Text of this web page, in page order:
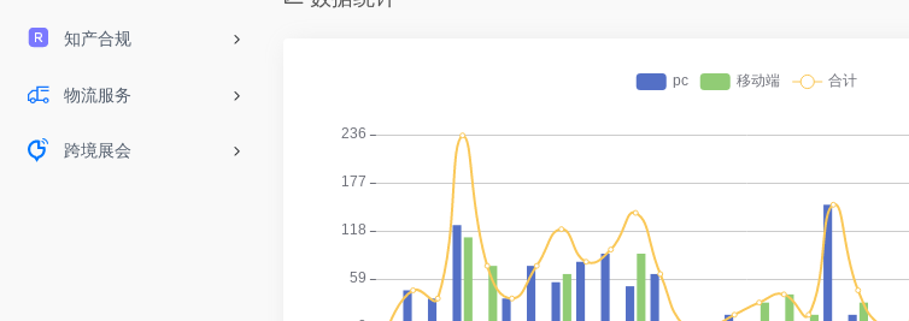
知产合规
物流服务
跨境展会